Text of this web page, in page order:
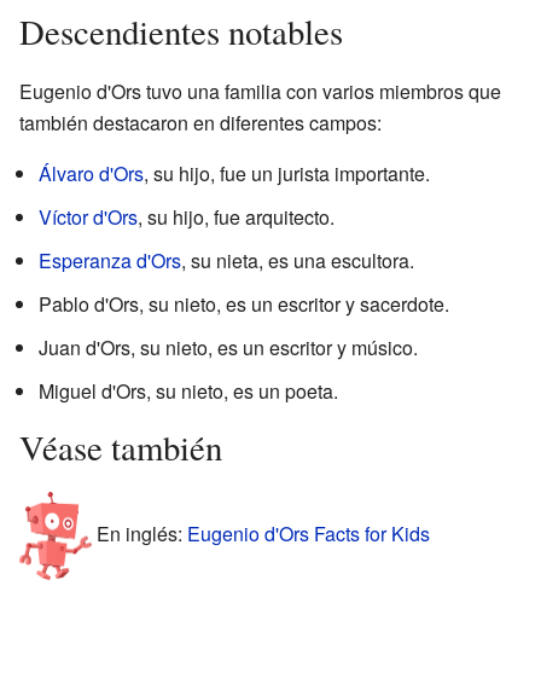
Descendientes notables
Eugenio d'Ors tuvo una familia con varios miembros que
también destacaron en diferentes campos:
Álvaro d'Ors, su hijo, fue un jurista importante.
Víctor d'Ors, su hijo, fue arquitecto.
Esperanza d'Ors, su nieta, es una escultora.
Pablo d'Ors, su nieto, es un escritor y sacerdote.
Juan d'Ors, su nieto, es un escritor y músico.
Miguel d'Ors, su nieto, es un poeta.
Véase también
En inglés: Eugenio d'Ors Facts for Kids